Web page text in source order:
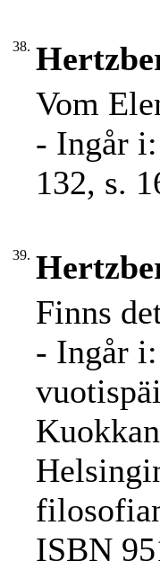
38.
Vom
- Ingår
132, s.
39.
Finns
- Ingår
ISBN